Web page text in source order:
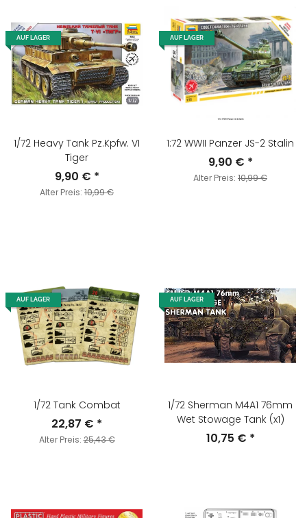
AUF LAGER
1/72 Heavy Tank Pz.Kpfw. VI
Tiger
9,90 € *
Alter Preis: 10,99 €
AUF LAGER
1:72 WWII Panzer JS-2 Stalin
9,90 € *
Alter Preis: 10,99 €
AUF LAGER
1/72 Tank Combat
22,87 € *
Alter Preis:25,43 €
AUF LAGER
1/72 Sherman M4A1 76mm
Wet Stowage Tank (x1)
10,75 € *